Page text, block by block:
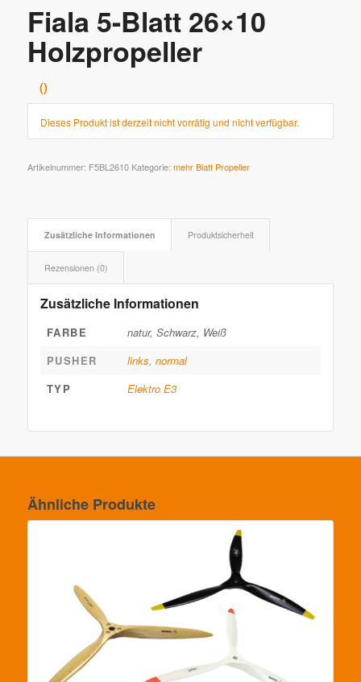
Fiala 5-Blatt 26×10
Holzpropeller
Dieses Produkt ist derzeit nicht vorrätig und nicht verfügbar.
Artikelnummer: F5BL2610 Kategorie: mehr Blatt Propeller
Zusätzliche Informationen Produktsicherheit
Rezensionen (0)
Zusätzliche Informationen
FARBE
natur, Schwarz, Weiß
PUSHER
links, normal
TYP
Elektro E3
Ähnliche Produkte